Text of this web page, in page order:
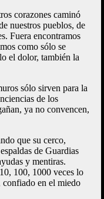
corazones caminó
nuestros pueblos, de
Fuera encontramos
como sólo se
el dolor, también la
sólo sirven para la
de los
ya no convencen,
que su cerco,
de Guardias
y mentiras.
100, 1000 veces lo
en el miedo